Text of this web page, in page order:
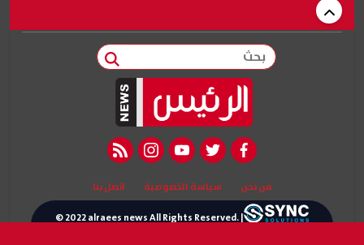
بحث
facebook
twitter
youtube
instagram
rss feed
من نحن سياسة الخصوصية اتصل بنا
© 2022 alraees news All Rights Reserved. |